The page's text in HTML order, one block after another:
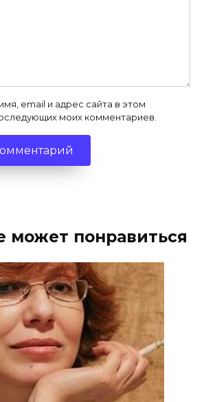
email и адрес сайта в этом
моих комментариев.
может понравиться